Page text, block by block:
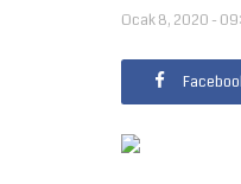
Ocak 8, 2020 -